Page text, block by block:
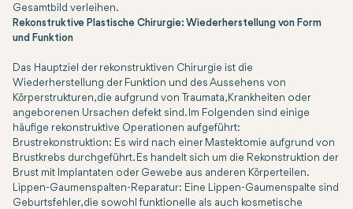
Gesamtbild verleihen.
Rekonstruktive Plastische Chirurgie: Wiederherstellung von Form
und Funktion
Das Hauptziel der rekonstruktiven Chirurgie ist die
Wiederherstellung der Funktion und des Aussehens von
Körperstrukturen, die aufgrund von Traumata, Krankheiten oder
angeborenen Ursachen defekt sind. Im Folgenden sind einige
häufige rekonstruktive Operationen aufgeführt:
Brustrekonstruktion: Es wird nach einer Mastektomie aufgrund von
Brustkrebs durchgeführt. Es handelt sich um die Rekonstruktion der
Brust mit Implantaten oder Gewebe aus anderen Körperteilen.
Lippen-Gaumenspalten-Reparatur: Eine Lippen-Gaumenspalte sind
Geburtsfehler, die sowohl funktionelle als auch kosmetische